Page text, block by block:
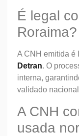
É legal
Roraima?
A CNH emitida é
Detran. O
interna,
validado
A CNH
usada